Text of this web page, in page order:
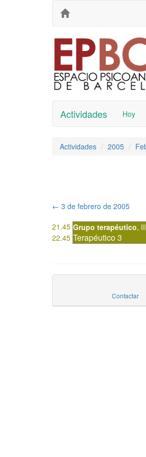
Actividades Hoy
Actividades 2005
← 3 de febrero de 2005
21.45 Grupo terapéutico,
Terapéutico 3
22.45
Contactar